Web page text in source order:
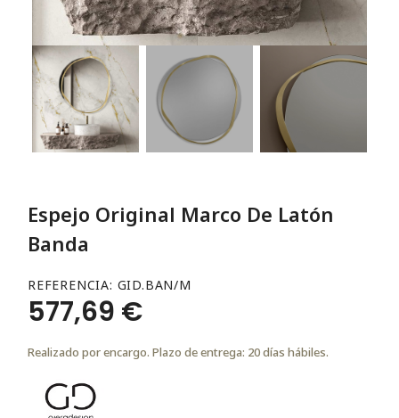
Espejo Original Marco De Latón
Banda
REFERENCIA GID.BAN/M
577,69 €
Realizado por encargo. Plazo de entrega: 20 días hábiles.